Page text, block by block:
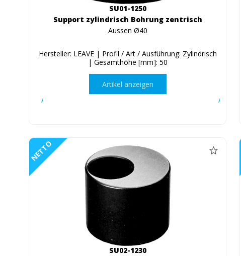
SU01-1250
Support zylindrisch Bohrung zentrisch
Aussen Ø40
Hersteller: LEAVE | Profil / Art / Ausführung: Zylindrisch
| Gesamthöhe [mm]: 50
Artikel anzeigen
NETTO
SU02-1230